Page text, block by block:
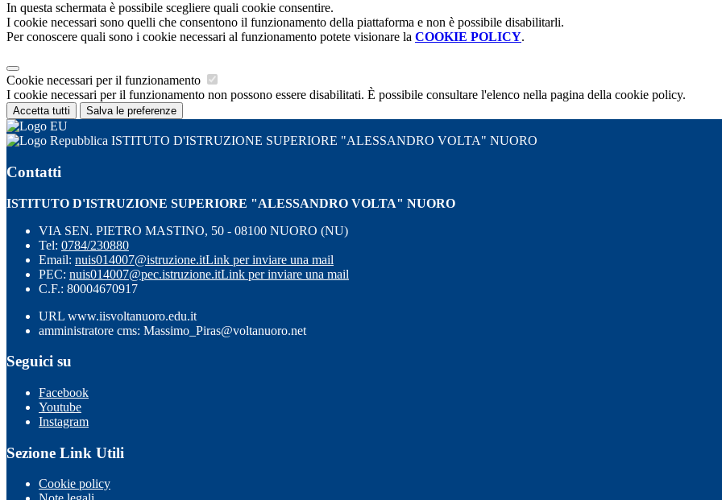
In questa schermata è possibile scegliere quali cookie consentire.
I cookie necessari sono quelli che consentono il funzionamento della piattaforma e non è possibile disabilitarli.
Per conoscere quali sono i cookie necessari al funzionamento potete visionare la COOKIE POLICY.
Cookie necessari per il funzionamento
I cookie necessari per il funzionamento non possono essere disabilitati. È possibile consultare l'elenco nella pagina della cookie policy.
Accetta tutti Salva le preferenze
ISTITUTO D'ISTRUZIONE SUPERIORE "ALESSANDRO VOLTA" NUORO
Contatti
ISTITUTO D'ISTRUZIONE SUPERIORE "ALESSANDRO VOLTA" NUORO
VIA SEN. PIETRO MASTINO, 50 - 08100 NUORO (NU)
Tel: 0784/230880
Email: nuis014007@istruzione.itLink per inviare una mail
PEC: nuis014007@pec.istruzione.itLink per inviare una mail
C.F.: 80004670917
URL www.iisvoltanuoro.edu.it
amministratore cms: Massimo_Piras@voltanuoro.net
Seguici su
Facebook
Youtube
Instagram
Sezione Link Utili
Cookie policy